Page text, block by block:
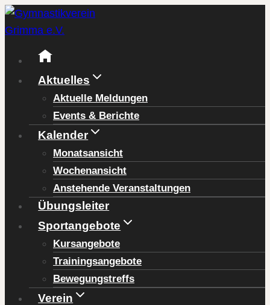
Zum
Inhalt
springen
Aktuelles
Aktuelle Meldungen
Events & Berichte
Kalender
Monatsansicht
Wochenansicht
Anstehende Veranstaltungen
Übungsleiter
Sportangebote
Kursangebote
Trainingsangebote
Bewegungstreffs
Verein